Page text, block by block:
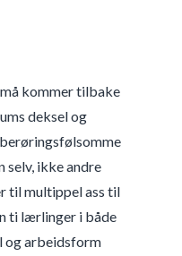
kommer tilbake
deksel og
selv, ikke andre
til multippel ass til
ti lærlinger i både
og arbeidsform